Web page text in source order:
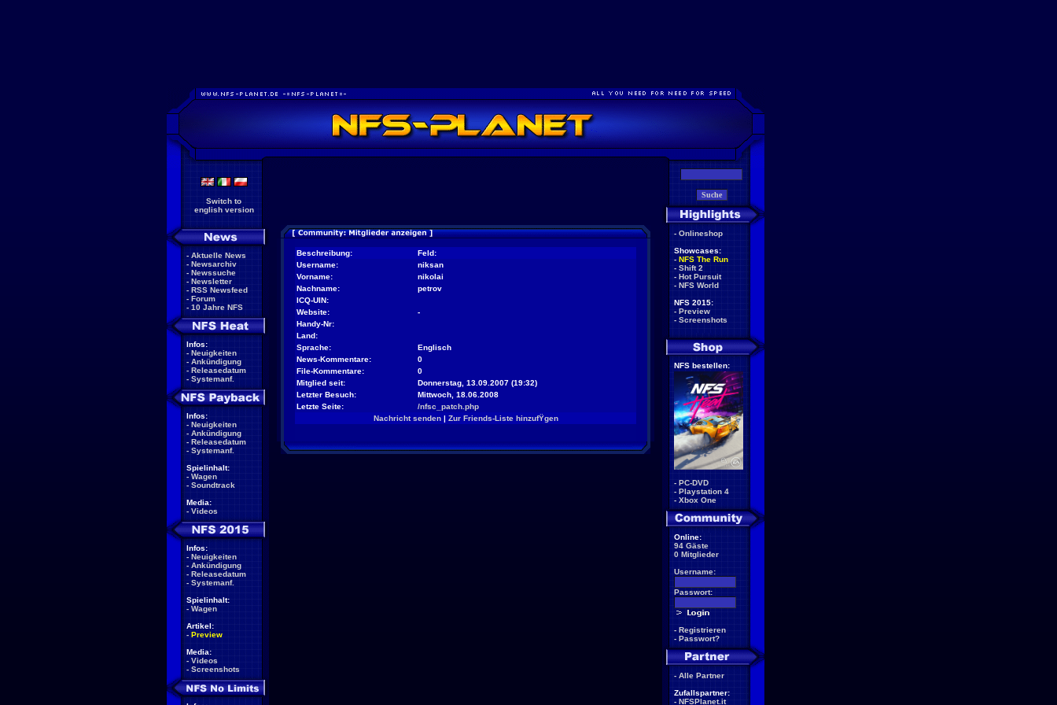
Switch to
english version
- Aktuelle News
- Newsarchiv
- Newssuche
- Newsletter
- RSS Newsfeed
- Forum
- 10 Jahre NFS
Infos:
- Neuigkeiten
- Ankündigung
- Releasedatum
- Systemanf.
Infos:
- Neuigkeiten
- Ankündigung
- Releasedatum
- Systemanf.
Spielinhalt:
- Wagen
- Soundtrack
Media:
- Videos
Infos:
- Neuigkeiten
- Ankündigung
- Releasedatum
- Systemanf.
Spielinhalt:
- Wagen
Artikel:
- Preview
Media:
- Videos
- Screenshots
Beschreibung:
Feld:
Username:
niksan
Vorname:
nikolai
Nachname:
petrov
ICQ-UIN:
Website:
-
Handy-Nr:
Land:
Sprache:
Englisch
News-Kommentare:
0
File-Kommentare:
0
Mitglied seit:
Donnerstag, 13.09.2007 (19:32)
Letzter Besuch:
Mittwoch, 18.06.2008
Letzte Seite:
/nfsc_patch.php
Nachricht senden| Zur Friends-Liste hinzufŸgen
- Onlineshop
Showcases:
- NFS The Run
- Shift 2
- Hot Pursuit
- NFS World
NFS 2015:
- Preview
- Screenshots
NFS bestellen:
- PC-DVD
- Playstation 4
- Xbox One
Online:
94 Gäste
0 Mitglieder
Username:
Passwort:
- Registrieren
- Passwort?
- Alle Partner
Zufallspartner:
- NFSPlanet.it